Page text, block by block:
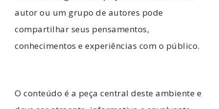
autor ou um grupo de autores pode
compartilhar seus pensamentos,
conhecimentos e experiências com o público.
O conteúdo é a peça central deste ambiente e